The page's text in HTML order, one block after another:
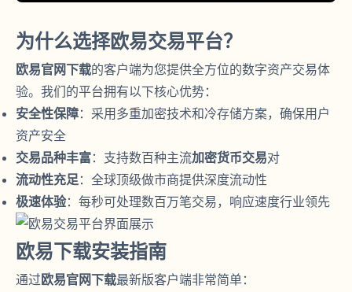
为什么选择欧易交易平台？
欧易官网下载的客户端为您提供全方位的数字资产交易体
验。我们的平台拥有以下核心优势：
安全性保障：采用多重加密技术和冷存储方案，确保用户
资产安全
交易品种丰富：支持数百种主流加密货币交易对
流动性充足 ：全球顶级做市商提供深度流动性
极速体验：每秒可处理数百万笔交易，响应速度行业领先
欧易下载安装指南
通过欧易官网下载最新版客户端非常简单：